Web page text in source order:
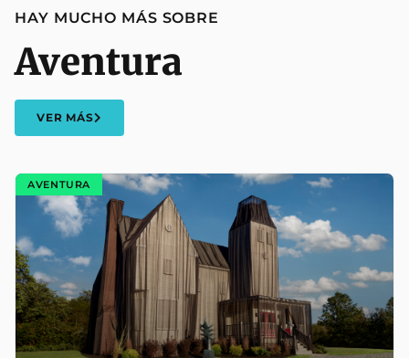
HAY MUCHO MÁS SOBRE
Aventura
VER MÁS
AVENTURA